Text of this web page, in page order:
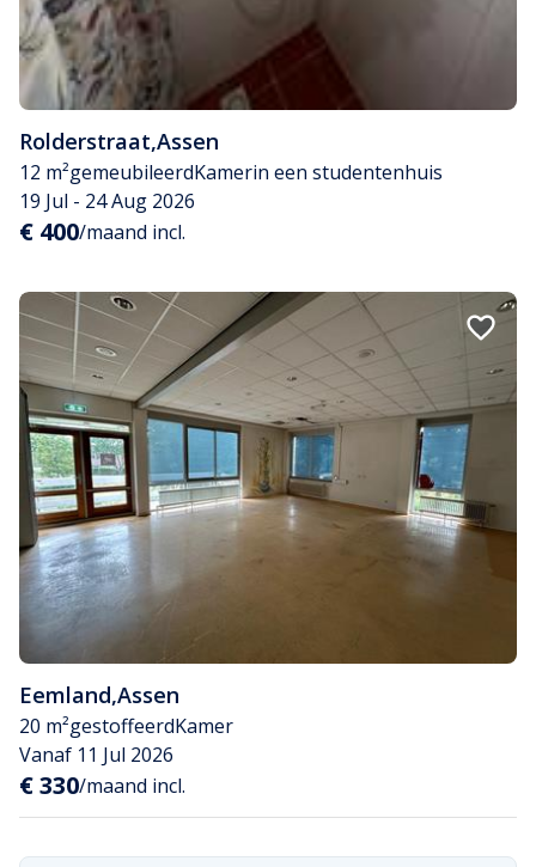
Rolderstraat,Assen
12 m²gemeubileerdKamerin een studentenhuis
19 Jul - 24 Aug 2026
€ 400/maand incl.
Eemland,Assen
20 m²gestoffeerdKamer
Vanaf 11 Jul 2026
€ 330/maand incl.